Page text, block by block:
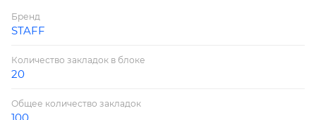
Бренд
STAFF
Количество закладок в блоке
20
Общее количество закладок